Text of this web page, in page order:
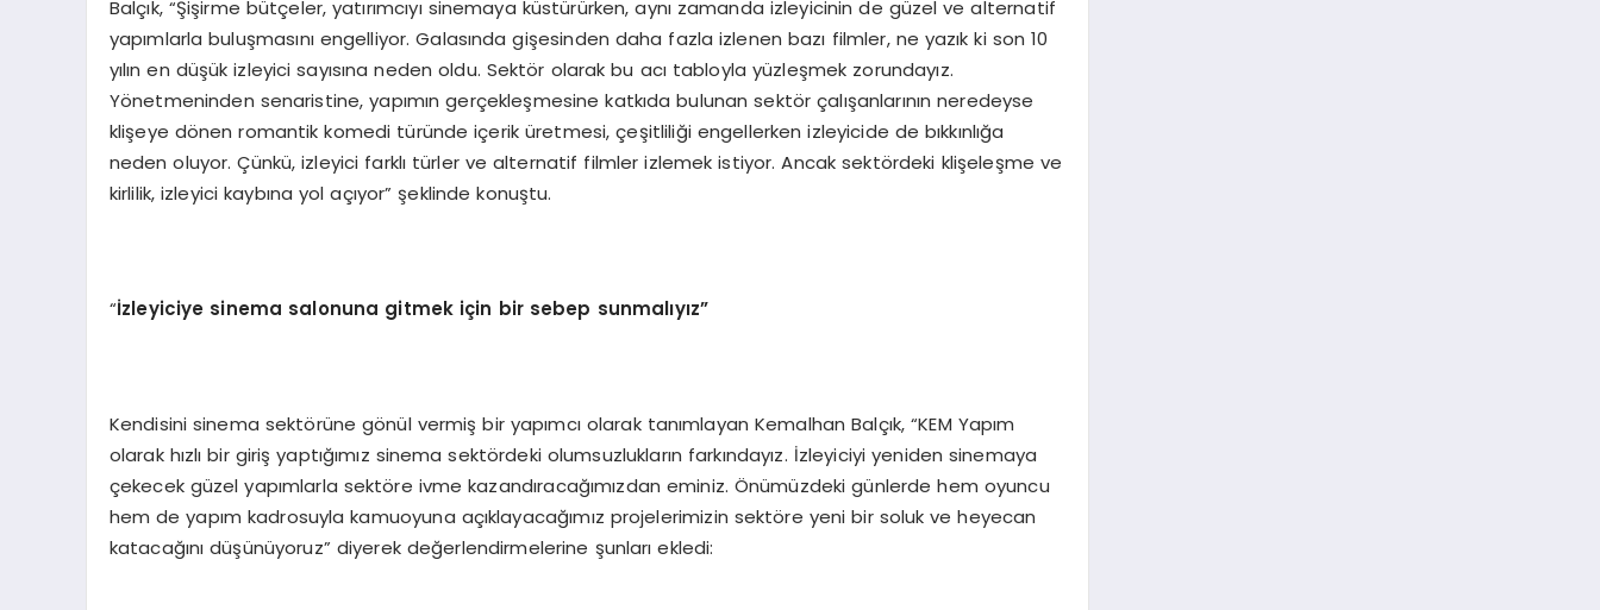
Balçık, “Şişirme bütçeler, yatırımcıyı sinemaya küstürürken, aynı zamanda izleyicinin de güzel ve alternatif
yapımlarla buluşmasını engelliyor. Galasında gişesinden daha fazla izlenen bazı filmler, ne yazık ki son 10
yılın en düşük izleyici sayısına neden oldu. Sektör olarak bu acı tabloyla yüzleşmek zorundayız.
Yönetmeninden senaristine, yapımın gerçekleşmesine katkıda bulunan sektör çalışanlarının neredeyse
klişeye dönen romantik komedi türünde içerik üretmesi, çeşitliliği engellerken izleyicide de bıkkınlığa
neden oluyor. Çünkü, izleyici farklı türler ve alternatif filmler izlemek istiyor. Ancak sektördeki klişeleşme ve
kirlilik, izleyici kaybına yol açıyor” şeklinde konuştu.
“İzleyiciye sinema salonuna gitmek için bir sebep sunmalıyız”
Kendisini sinema sektörüne gönül vermiş bir yapımcı olarak tanımlayan Kemalhan Balçık, “KEM Yapım
olarak hızlı bir giriş yaptığımız sinema sektördeki olumsuzlukların farkındayız. İzleyiciyi yeniden sinemaya
çekecek güzel yapımlarla sektöre ivme kazandıracağımızdan eminiz. Önümüzdeki günlerde hem oyuncu
hem de yapım kadrosuyla kamuoyuna açıklayacağımız projelerimizin sektöre yeni bir soluk ve heyecan
katacağını düşünüyoruz” diyerek değerlendirmelerine şunları ekledi: